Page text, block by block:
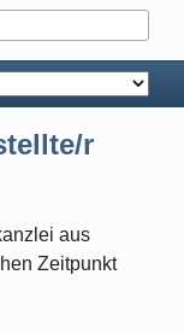
r
aus
Zeitpunkt